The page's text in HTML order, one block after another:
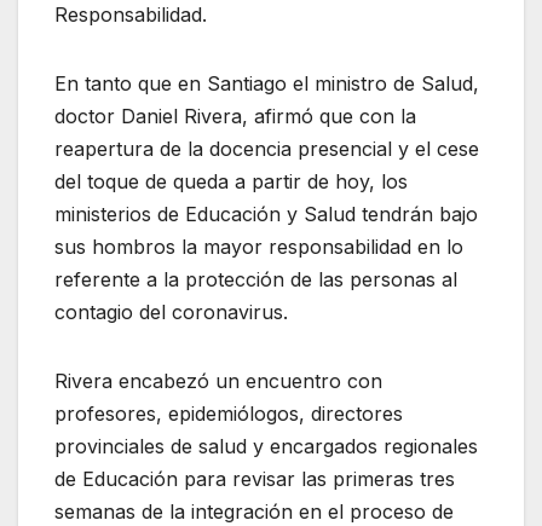
Responsabilidad.
En tanto que en Santiago el ministro de Salud,
doctor Daniel Rivera, afirmó que con la
reapertura de la docencia presencial y el cese
del toque de queda a partir de hoy, los
ministerios de Educación y Salud tendrán bajo
sus hombros la mayor responsabilidad en lo
referente a la protección de las personas al
contagio del coronavirus.
Rivera encabezó un encuentro con
profesores, epidemiólogos, directores
provinciales de salud y encargados regionales
de Educación para revisar las primeras tres
semanas de la integración en el proceso de